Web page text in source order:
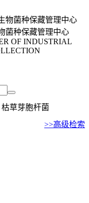
菌种保藏管理中心
OF INDUSTRIAL
草芽胞杆菌
>>高级检索